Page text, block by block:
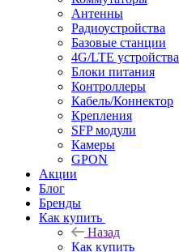
Антенны
Радиоустройства
Базовые станции
4G/LTE устройства
Блоки питания
Контроллеры
Кабель/Коннектор
Крепления
SFP модули
Камеры
GPON
Акции
Блог
Бренды
Как купить
Назад
Как купить